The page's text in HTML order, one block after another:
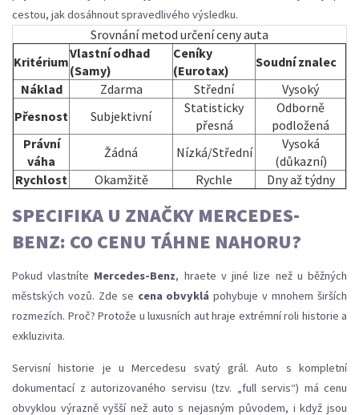
cestou, jak dosáhnout spravedlivého výsledku.
Srovnání metod určení ceny auta
Kritérium
Vlastní odhad
(Samy)
Ceníky
(Eurotax)
Soudní znalec
Náklad
Zdarma Střední
Vysoký
Přesnost
Subjektivní
Statisticky
přesná
Odborně
podložená
Právní
váha
Žádná Nízká/Střední
Vysoká
(důkazní)
Rychlost
Okamžitě Rychle Dny až týdny
SPECIFIKA U ZNAČKY MERCEDES-
BENZ: CO CENU TÁHNE NAHORU?
Pokud vlastníte Mercedes-Benz, hraete v jiné lize než u běžných
městských vozů. Zde se cena obvyklá pohybuje v mnohem širších
rozmezích. Proč? Protože u luxusních aut hraje extrémní roli historie a
exkluzivita.
Servisní historie je u Mercedesu svatý grál. Auto s kompletní
dokumentací z autorizovaného servisu (tzv. „full servis“) má cenu
obvyklou výrazně vyšší než auto s nejasným původem, i když jsou